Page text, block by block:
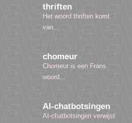
thriften
Het woord thriften komt
van...
chomeur
Chomeur is een Frans
woord...
AI-chatbotsingen
AI-chatbotsingen verwijst